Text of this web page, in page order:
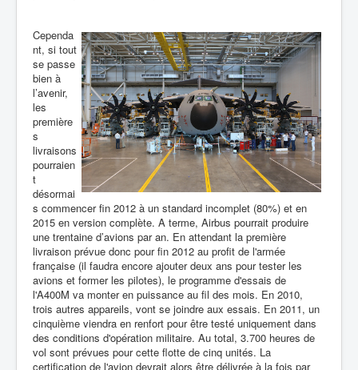
Cependa
nt, si tout
se passe
bien à
l’avenir,
les
première
s
livraisons
pourraien
t
désormai
s commencer fin 2012 à un standard incomplet (80%) et en
2015 en version complète. A terme, Airbus pourrait produire
une trentaine d’avions par an. En attendant la première
livraison prévue donc pour fin 2012 au profit de l'armée
française (il faudra encore ajouter deux ans pour tester les
avions et former les pilotes), le programme d'essais de
l'A400M va monter en puissance au fil des mois. En 2010,
trois autres appareils, vont se joindre aux essais. En 2011, un
cinquième viendra en renfort pour être testé uniquement dans
des conditions d'opération militaire. Au total, 3.700 heures de
vol sont prévues pour cette flotte de cinq unités. La
certification de l'avion devrait alors être délivrée à la fois par